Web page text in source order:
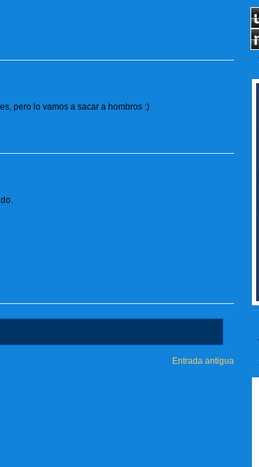
pero lo vamos a sacar a hombros :)
Entrada antigua